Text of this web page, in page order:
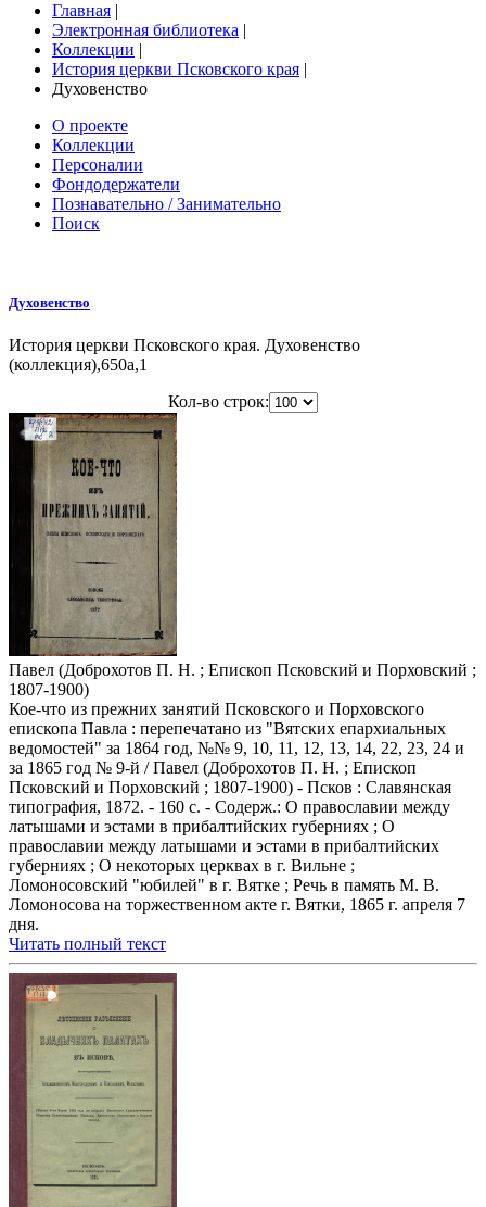
Главная |
Электронная библиотека |
Коллекции |
История церкви Псковского края |
Духовенство
О проекте
Коллекции
Персоналии
Фондодержатели
Познавательно / Занимательно
Поиск
Духовенство
История церкви Псковского края. Духовенство
(коллекция),650a,1
Кол-во строк:
Павел (Доброхотов П. Н. ; Епископ Псковский и Порховский ;
1807-1900)
Кое-что из прежних занятий Псковского и Порховского
епископа Павла : перепечатано из "Вятских епархиальных
ведомостей" за 1864 год, №№ 9, 10, 11, 12, 13, 14, 22, 23, 24 и
за 1865 год № 9-й / Павел (Доброхотов П. Н. ; Епископ
Псковский и Порховский ; 1807-1900) - Псков : Славянская
типография, 1872. - 160 с. - Содерж.: О православии между
латышами и эстами в прибалтийских губерниях ; О
православии между латышами и эстами в прибалтийских
губерниях ; О некоторых церквах в г. Вильне ;
Ломоносовский "юбилей" в г. Вятке ; Речь в память М. В.
Ломоносова на торжественном акте г. Вятки, 1865 г. апреля 7
дня.
Читать полный текст